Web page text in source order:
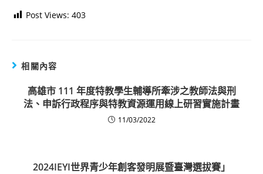
Post Views: 403
相關內容
高雄市 111 年度特教學生輔導所牽涉之教師法與刑
法、申訴行政程序與特教資源運用線上研習實施計畫
11/03/2022
2024IEYI世界青少年創客發明展暨臺灣選拔賽」